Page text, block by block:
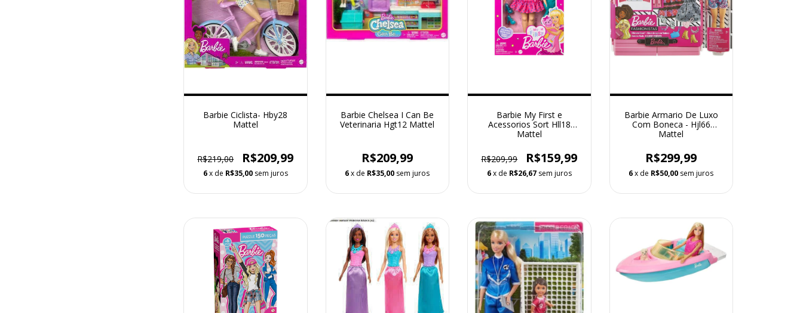
Barbie Ciclista- Hby28
Mattel
R$219,00 R$209,99
6x de R$35,00 sem juros
Barbie Chelsea I Can Be
Veterinaria Hgt12 Mattel
R$209,99
6x de R$35,00 sem juros
Barbie My First e
Acessorios Sort Hll18
Mattel
R$209,99 R$159,99
6x de R$26,67 sem juros
Barbie Armario De Luxo
Com Boneca - Hjl66
Mattel
R$299,99
6x de R$50,00 sem juros